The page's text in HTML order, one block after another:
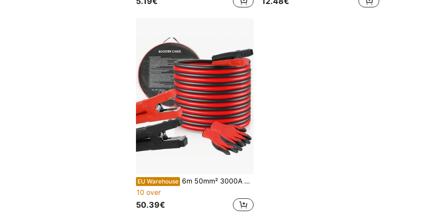
EU Warehouse 6m 50mm² 3000A startkabel voor autoaccu | zware autostartkabel | 12V/24V | voor starthulp, zwakke accu met reistas en beschermende handschoenen
10 over
50.39€